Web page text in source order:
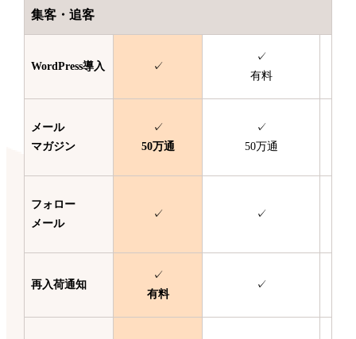
集客・追客
WordPress導入 ✓
✓
有料
メール
マガジン
✓
50万通
✓
50万通
フォロー
メール
✓ ✓
再入荷通知
✓
有料
✓